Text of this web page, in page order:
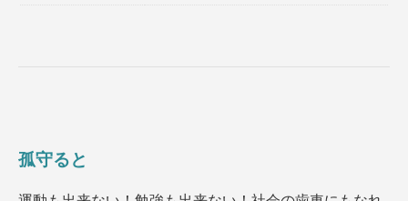
孤守ると